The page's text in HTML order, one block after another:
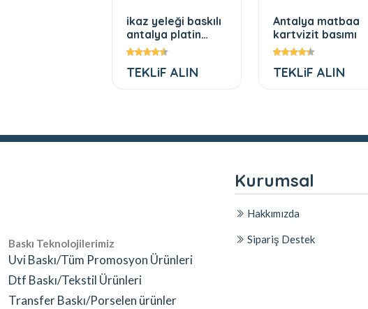
ikaz yeleği baskılı
antalya platin
promosyon
TEKLiF ALIN
Antalya matbaa
kartvizit basımı
TEKLiF ALIN
Baskı Teknolojilerimiz
Uvi Baskı/Tüm Promosyon Ürünleri
Dtf Baskı/Tekstil Ürünleri
Transfer Baskı/Porselen ürünler
Kurumsal
Hakkımızda
Sipariş Destek